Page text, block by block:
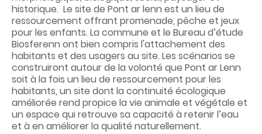
historique. Le site de Pont arlenn est un lieu de
ressourcement offrant promenade, pêche et jeux
pour les enfants. La commune et le Bureau d’étude
Biosferenn ont bien compris l'attachement des
habitants et des usagers au site. Les scénarios se
construiront autour de la volonté que Pont arLenn
soit à la fois un lieu de ressourcement pour les
habitants, un site dont la continuité écologique
améliorée rend propice la vie animale et végétale et
un espace qui retrouve sa capacité à retenir l’eau
et à en améliorer la qualité naturellement.